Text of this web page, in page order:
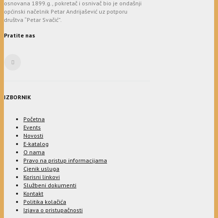
osnovana 1899.g., pokretač i osnivač bio je ondašnji
općinski načelnik Petar Andrijašević uz potporu
društva “Petar Svačić”.
Pratite nas
IZBORNIK
Početna
Events
Novosti
E-katalog
O nama
Pravo na pristup informacijama
Cjenik usluga
Korisni linkovi
Službeni dokumenti
Kontakt
Politika kolačića
Izjava o pristupačnosti